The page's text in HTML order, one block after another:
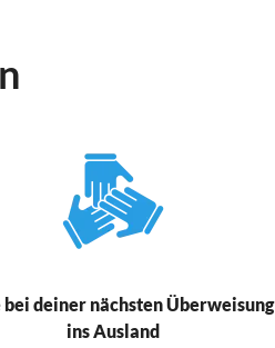
bei deiner nächsten Überweisung
ins Ausland